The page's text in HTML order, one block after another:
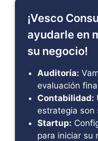
¡Vesco
ayudarle en
su negocio!
Auditoría:
evaluación
Contabilidad:
estrategia son
Startup:
para iniciar su